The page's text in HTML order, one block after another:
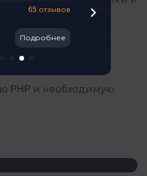
PHP и необходимую
65 отзывов
Подробнее
Нетология